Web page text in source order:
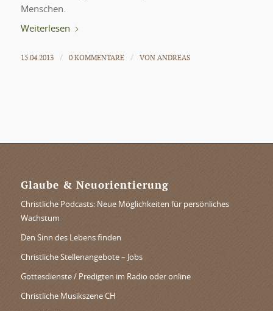
Menschen.
Weiterlesen
15.04.2013 / 0 KOMMENTARE / VONANDREAS
Glaube & Neuorientierung
Christliche Podcasts: Neue Möglichkeiten für persönliches
Wachstum
Den Sinn des Lebens finden
Christliche Stellenangebote – Jobs
Gottesdienste / Predigten im Radio oder online
Christliche Musikszene CH